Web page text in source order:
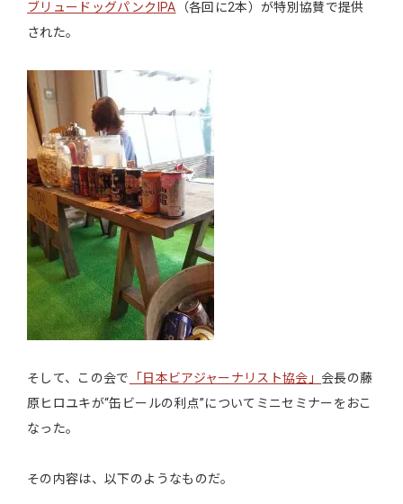
ブリュードッグパンクIPA （各回に2本）が特別協賛で提供
された。
そして、この会で 「日本ビアジャーナリスト協会」 会長の藤
原ヒロユキが“缶ビールの利点”についてミニセミナーをおこ
なった。
その内容は、以下のようなものだ。